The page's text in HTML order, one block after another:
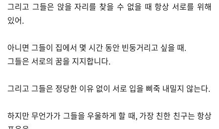
그리고 그들은 앉을 자리를 찾을 수 없을 때 항상 서로를 위해
있어.
아니면 그들이 집에서 몇 시간 동안 빈둥거리고 싶을 때.
그들은 서로의 꿈을 지지합니다.
그리고 그들은 정당한 이유 없이 서로 입을 삐죽 내밀지 않는다.
하지만 무언가가 그들을 우울하게 할 때, 가장 친한 친구는 항상